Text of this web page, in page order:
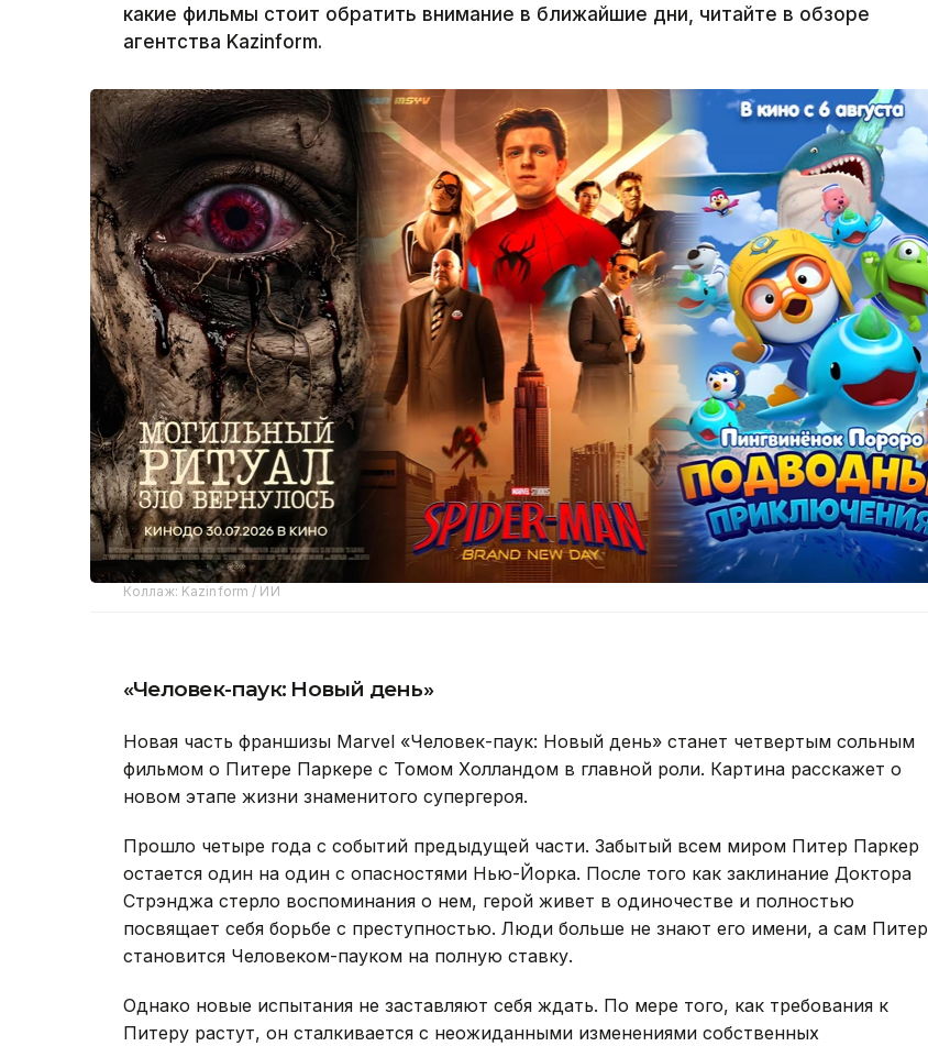
какие фильмы стоит обратить внимание в ближайшие дни, читайте в обзоре
агентства Kazinform.
Коллаж: Kazinform / ИИ
«Человек-паук: Новый день»
Новая часть франшизы Marvel «Человек-паук: Новый день» станет четвертым сольным
фильмом о Питере Паркере с Томом Холландом в главной роли. Картина расскажет о
новом этапе жизни знаменитого супергероя.
Прошло четыре года с событий предыдущей части. Забытый всем миром Питер Паркер
остается один на один с опасностями Нью-Йорка. После того как заклинание Доктора
Стрэнджа стерло воспоминания о нем, герой живет в одиночестве и полностью
посвящает себя борьбе с преступностью. Люди больше не знают его имени, а сам Питер
становится Человеком-пауком на полную ставку.
Однако новые испытания не заставляют себя ждать. По мере того, как требования к
Питеру растут, он сталкивается с неожиданными изменениями собственных